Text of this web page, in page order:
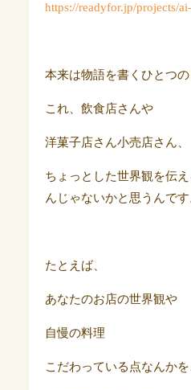
https://readyfor.jp/projects/
本来は物語を書くひとつの
これ、飲食店さんや
洋菓子店さん小売店さん、
ちょっとした世界観を伝
んじゃないかと思うんです
たとえば、
あなたのお店の世界観や
自慢の料理
こだわっている点なんかを